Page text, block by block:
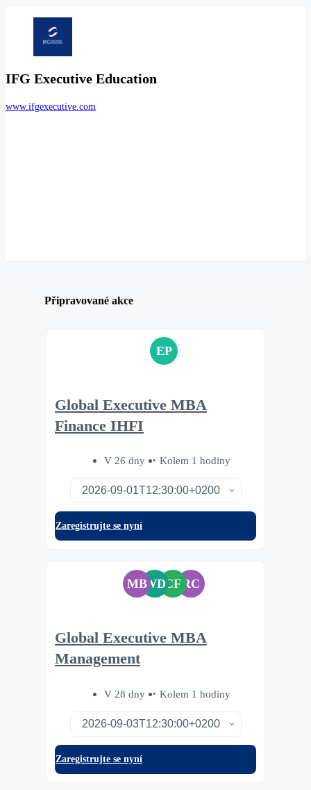
IFG Executive Education
www.ifgexecutive.com
Připravované akce
EP
Global Executive MBA
Finance IHFI
V 26 dny Kolem 1 hodiny
Zaregistrujte se nyní
MBWDCF RC
Global Executive MBA
Management
V 28 dny Kolem 1 hodiny
Zaregistrujte se nyní